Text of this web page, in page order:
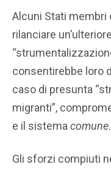
Alcuni Stati membri
rilanciare
consentirebbe loro
caso di presunta
migranti”,
e il sistema comune.
Gli sforzi compiuti